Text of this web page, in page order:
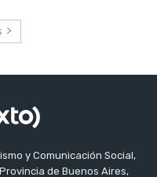
y Comunicación Social,
de Buenos Aires,